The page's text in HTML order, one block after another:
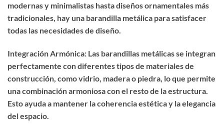
modernas y minimalistas hasta diseños ornamentales más
tradicionales, hay una barandilla metálica para satisfacer
todas las necesidades de diseño.
Integración Armónica: Las barandillas metálicas se integran
perfectamente con diferentes tipos de materiales de
construcción, como vidrio, madera o piedra, lo que permite
una combinación armoniosa con el resto de la estructura.
Esto ayuda a mantener la coherencia estética y la elegancia
del espacio.